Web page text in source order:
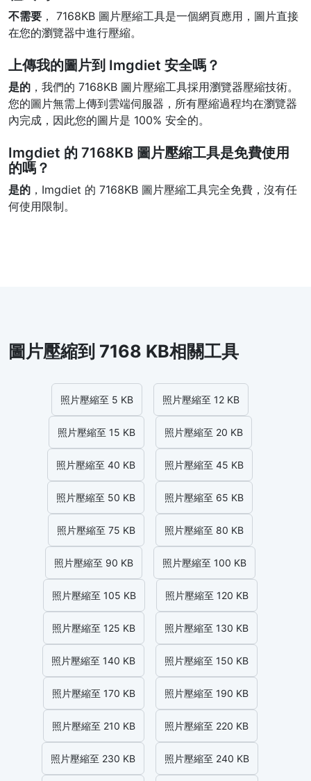
不需要 ， 7168KB 圖片壓縮工具是一個網頁應用，圖片直接
在您的瀏覽器中進行壓縮。
上傳我的圖片到 Imgdiet 安全嗎？
是的 ，我們的 7168KB 圖片壓縮工具採用瀏覽器壓縮技術。
您的圖片無需上傳到雲端伺服器，所有壓縮過程均在瀏覽器
內完成，因此您的圖片是 100% 安全的。
Imgdiet 的 7168KB 圖片壓縮工具是免費使用
的嗎？
是的 ，Imgdiet 的 7168KB 圖片壓縮工具完全免費，沒有任
何使用限制。
圖片壓縮到 7168 KB相關工具
照片壓縮至 5 KB 照片壓縮至 12 KB
照片壓縮至 15 KB 照片壓縮至 20 KB
照片壓縮至 40 KB 照片壓縮至 45 KB
照片壓縮至 50 KB 照片壓縮至 65 KB
照片壓縮至 75 KB 照片壓縮至 80 KB
照片壓縮至 90 KB 照片壓縮至 100 KB
照片壓縮至 105 KB 照片壓縮至 120 KB
照片壓縮至 125 KB 照片壓縮至 130 KB
照片壓縮至 140 KB 照片壓縮至 150 KB
照片壓縮至 170 KB 照片壓縮至 190 KB
照片壓縮至 210 KB 照片壓縮至 220 KB
照片壓縮至 230 KB 照片壓縮至 240 KB